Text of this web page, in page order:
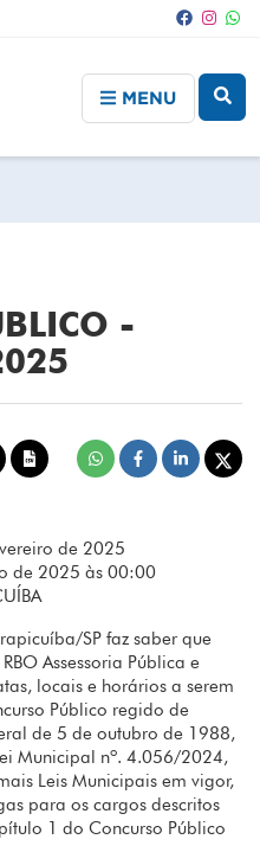
MENU
-
de 2025
de 2025 às 00:00
SP faz saber que
Assessoria Pública e
locais e horários a serem
Público regido de
de 5 de outubro de 1988,
Municipal nº. 4.056/2024,
Leis Municipais em vigor,
para os cargos descritos
1 do Concurso Público